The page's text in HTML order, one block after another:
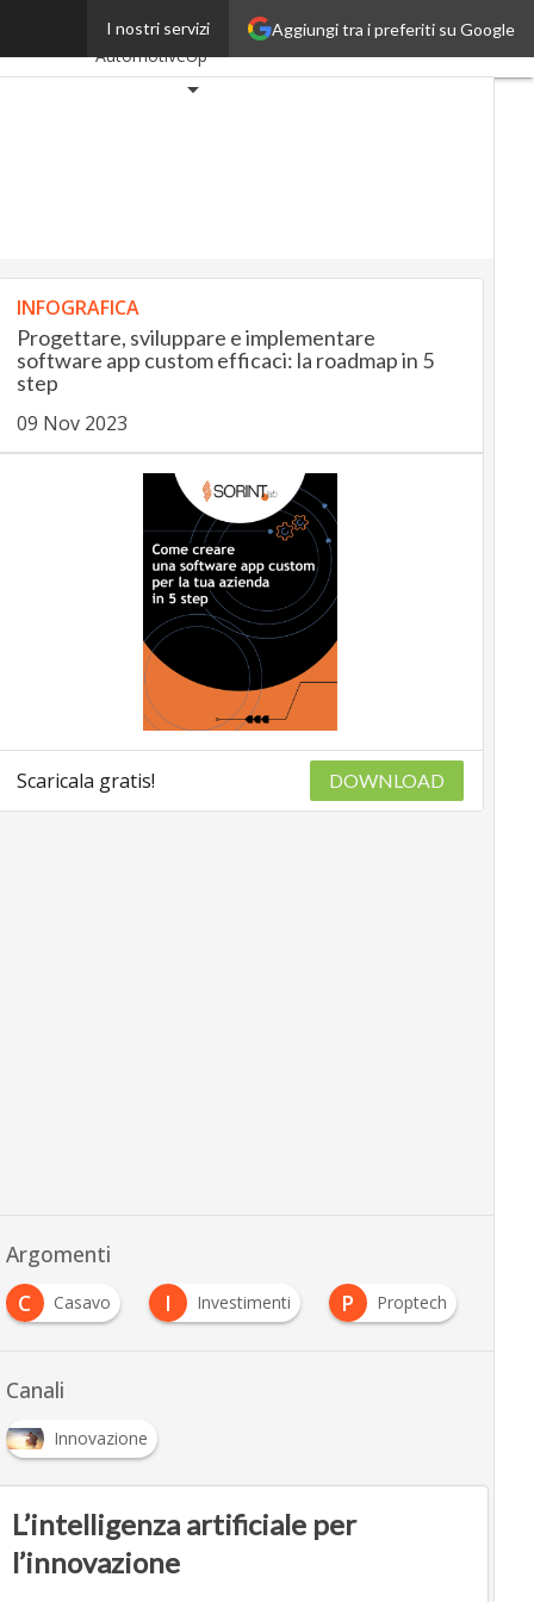
Aggiungi tra i preferiti su Google
I nostri servizi
Ultimi articoli
AutomotiveUp
Proptech
Startup
INFOGRAFICA
Progettare, sviluppare e implementare
software app custom efficaci: la roadmap in 5
step
09 Nov 2023
Scaricala gratis! DOWNLOAD
Argomenti
C
Casavo I Investimenti P Proptech
Canali
Innovazione
L’intelligenza artificiale per
l’innovazione